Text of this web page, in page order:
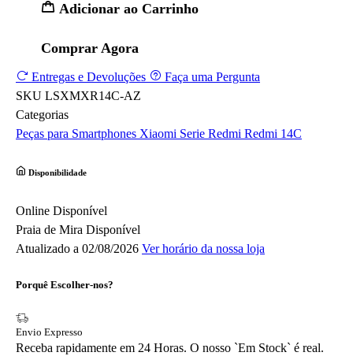
Adicionar ao Carrinho
Comprar Agora
Entregas e Devoluções
Faça uma Pergunta
SKU LSXMXR14C-AZ
Categorias
Peças para Smartphones Xiaomi Serie Redmi Redmi 14C
Disponibilidade
Online Disponível
Praia de Mira Disponível
Atualizado a 02/08/2026 Ver horário da nossa loja
Porquê Escolher-nos?
Envio Expresso
Receba rapidamente em 24 Horas. O nosso `Em Stock` é real.